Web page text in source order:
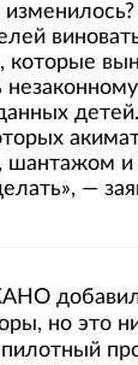
которые
шантажом и
—
но это